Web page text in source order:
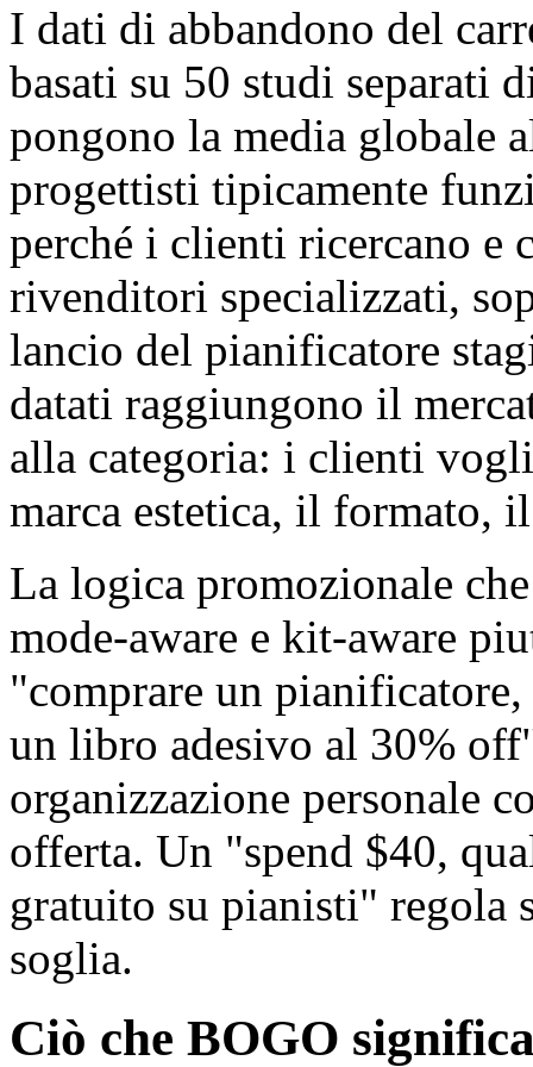
I dati di abbandono del
basati su 50 studi separati
pongono la media globale
progettisti tipicamente
perché i clienti ricercano e
rivenditori specializzati,
lancio del pianificatore
datati raggiungono il
alla categoria: i clienti
marca estetica, il formato,
La logica promozionale
mode-aware e kit-aware
"comprare un
un libro adesivo al 30%
organizzazione personale
offerta. Un "spend $40,
gratuito su pianisti" regola
soglia.
Ciò che BOGO